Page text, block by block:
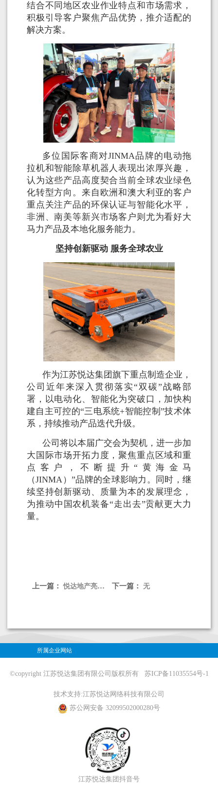
结合不同地区农业作业特点和市场需求，
积极引导客户聚焦产品优势，推介适配的
解决方案。
多位国际客商对JINMA品牌的电动拖
拉机和智能除草机器人表现出浓厚兴趣，
认为这些产品高度契合当前全球农业绿色
化转型方向。来自欧洲和澳大利亚的客户
重点关注产品的环保认证与智能化水平，
非洲、南美等新兴市场客户则尤为看好大
马力产品及本地化服务能力。
坚持创新驱动 服务全球农业
作为江苏悦达集团旗下重点制造企业，
公司近年来深入贯彻落实“双碳”战略部
署，以电动化、智能化为突破口，加快构
建自主可控的“三电系统+智能控制”技术体
系，持续推动产品迭代升级。
公司将以本届广交会为契机，进一步加
大国际市场开拓力度，聚焦重点区域和重
点客户，不断提升 “ 黄海金马
（JINMA ） ”品牌的全球影响力。同时，继
续坚持创新驱动、质量为本的发展理念，
为推动中国农机装备“走出去”贡献更大力
量。
上一篇：悦达地产亮相2026江苏绿色低碳建筑国际博览会 下一篇：无
所属企业网站
©copyright 江苏悦达集团有限公司版权所有 苏ICP备11035554号-1
技术支持:江苏悦达网络科技有限公司
苏公网安备 32099502000280号
江苏悦达集团抖音号